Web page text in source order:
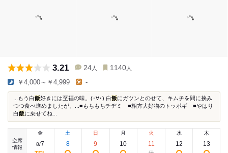
3.21 24 人 1140 人
￥4,000～￥4,999 -
...もう白飯好きには至福の味。(･∀･) 白飯にガツンとのせて、キムチを間に挟み
つつ食べ進めましたが、...■もちもちチヂミ ■相方大好物のトッポギ ■やはり
白飯に乗せてね...
空席
情報
金
8/7
土
8
日
9
月
10
火
11
水
12
木
13